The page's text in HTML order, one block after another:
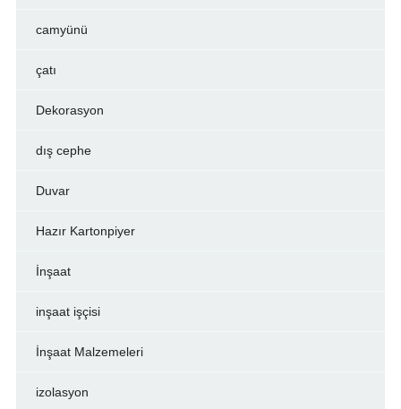
camyünü
çatı
Dekorasyon
dış cephe
Duvar
Hazır Kartonpiyer
İnşaat
inşaat işçisi
İnşaat Malzemeleri
izolasyon